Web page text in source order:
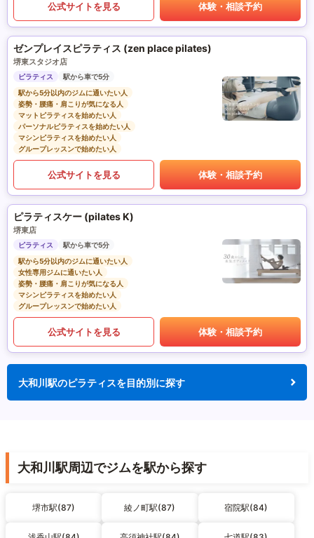
公式サイトを見る 体験・相談予約
ゼンプレイスピラティス (zen place pilates)
堺東スタジオ店
ピラティス
駅から車で5分
駅から5分以内のジムに通いたい人
姿勢・腰痛・肩こりが気になる人
マットピラティスを始めたい人
パーソナルピラティスを始めたい人
マシンピラティスを始めたい人
グループレッスンで始めたい人
公式サイトを見る 体験・相談予約
ピラティスケー (pilates K)
堺東店
ピラティス
駅から車で5分
駅から5分以内のジムに通いたい人
女性専用ジムに通いたい人
姿勢・腰痛・肩こりが気になる人
マシンピラティスを始めたい人
グループレッスンで始めたい人
公式サイトを見る 体験・相談予約
大和川駅のピラティスを目的別に探す
大和川駅周辺でジムを駅から探す
堺市駅(87) 綾ノ町駅(87) 宿院駅(84)